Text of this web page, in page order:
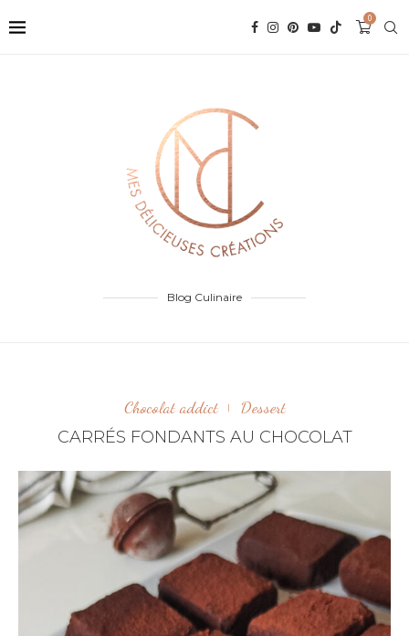
0
Blog Culinaire
Chocolat addict
Dessert
CARRÉS FONDANTS AU CHOCOLAT